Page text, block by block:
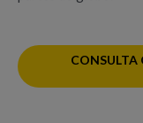
CONSULTA